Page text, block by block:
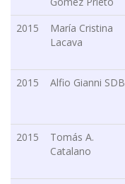
2015
María Cristina
Lacava
2015
Alfio Gianni SDB
2015
Tomás A.
Catalano